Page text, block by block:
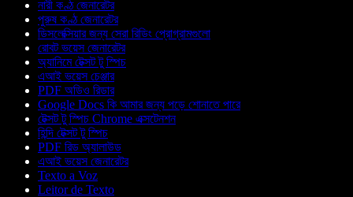
নারী কণ্ঠ জেনারেটর
পুরুষ কণ্ঠ জেনারেটর
ডিসলেক্সিয়ার জন্য সেরা রিডিং প্রোগ্রামগুলো
রোবট ভয়েস জেনারেটর
অ্যানিমে টেক্সট টু স্পিচ
এআই ভয়েস চেঞ্জার
PDF অডিও রিডার
Google Docs কি আমার জন্য পড়ে শোনাতে পারে
টেক্সট টু স্পিচ Chrome এক্সটেনশন
হিন্দি টেক্সট টু স্পিচ
PDF রিড অ্যালাউড
এআই ভয়েস জেনারেটর
Texto a Voz
Leitor de Texto